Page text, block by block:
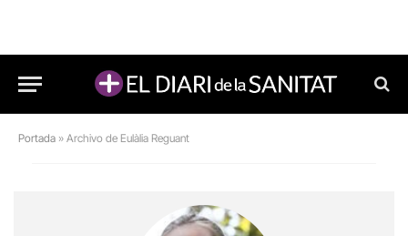
Portada » Archivo de Eulàlia Reguant